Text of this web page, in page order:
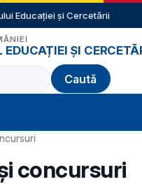
Educației și Cercetării
EDUCAȚIEI ȘI
concursuri